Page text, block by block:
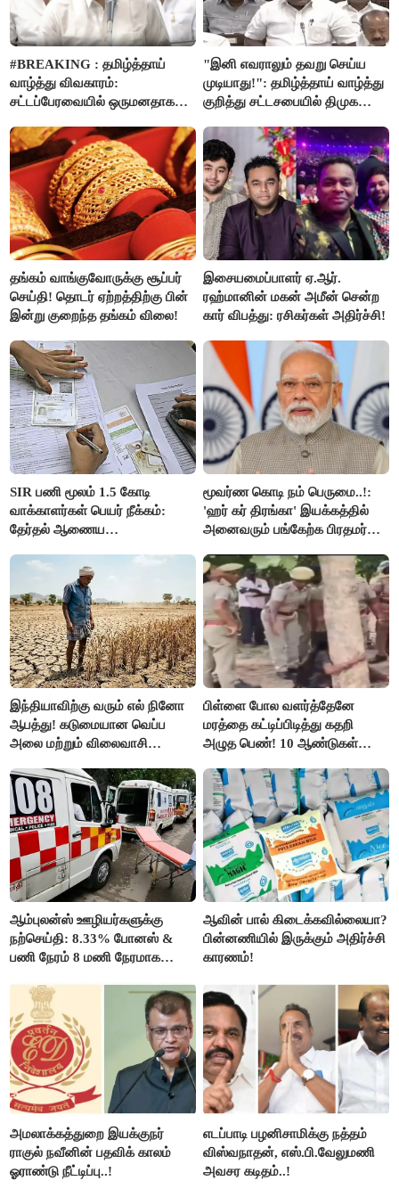
#BREAKING : தமிழ்த்தாய்
வாழ்த்து விவகாரம்:
சட்டப்பேரவையில் ஒருமனதாக
"இனி எவராலும் தவறு செய்ய
முடியாது!": தமிழ்த்தாய் வாழ்த்து
குறித்து சட்டசபையில் திமுக
தங்கம் வாங்குவோருக்கு சூப்பர்
செய்தி! தொடர் ஏற்றத்திற்கு பின்
இன்று குறைந்த தங்கம் விலை!
இசையமைப்பாளர் ஏ.ஆர்.
ரஹ்மானின் மகன் அமீன் சென்ற
கார் விபத்து: ரசிகர்கள் அதிர்ச்சி!
SIR பணி மூலம் 1.5 கோடி
வாக்காளர்கள் பெயர் நீக்கம்:
தேர்தல் ஆணைய
மூவர்ண கொடி நம் பெருமை..!:
'ஹர் கர் திரங்கா' இயக்கத்தில்
அனைவரும் பங்கேற்க பிரதமர்
இந்தியாவிற்கு வரும் எல் நினோ
ஆபத்து! கடுமையான வெப்ப
அலை மற்றும் விலைவாசி
பிள்ளை போல வளர்த்தேனே
மரத்தை கட்டிப்பிடித்து கதறி
அழுத பெண்! 10 ஆண்டுகள்
வெட்டி சாய்ப்பு..!
ஆம்புலன்ஸ் ஊழியர்களுக்கு
நற்செய்தி: 8.33% போனஸ் &
பணி நேரம் 8 மணி நேரமாக
ஆவின் பால் கிடைக்கவில்லையா?
பின்னணியில் இருக்கும் அதிர்ச்சி
காரணம்!
அமலாக்கத்துறை இயக்குநர்
ராகுல் நவீனின் பதவிக் காலம்
ஓராண்டு நீட்டிப்பு..!
எடப்பாடி பழனிசாமிக்கு நத்தம்
விஸ்வநாதன், எஸ்.பி.வேலுமணி
அவசர கடிதம்..!